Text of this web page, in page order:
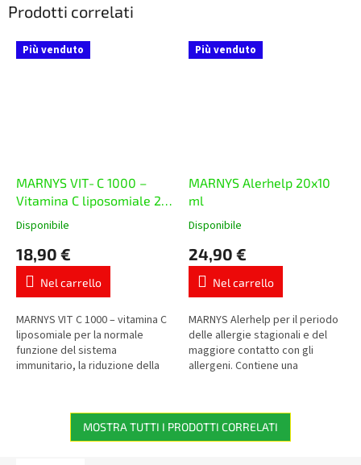
Prodotti correlati
Più venduto
MARNYS VIT‑C 1000 –
Vitamina C liposomiale 20
x 10 ml
La
media
del
prodotto
5,0
su
5
stelle.
Disponibile
18,90 €
Nel carrello
MARNYS VIT C 1000 – vitamina C
liposomiale per la normale
funzione del sistema
immunitario, la riduzione della
ossidativo....
Più venduto
MARNYS Alerhelp 20x10
ml
La
media
del
prodotto
5,0
su
5
stelle.
Disponibile
24,90 €
Nel carrello
MARNYS Alerhelp per il periodo
delle allergie stagionali e del
maggiore contatto con gli
allergeni. Contiene una
resveratrolo e...
MOSTRA TUTTI I PRODOTTI CORRELATI